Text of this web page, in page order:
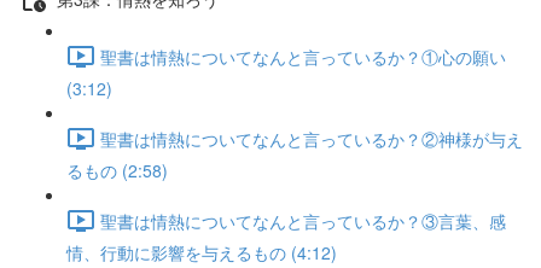
聖書は情熱についてなんと言っているか？①心の願い
(3:12)
聖書は情熱についてなんと言っているか？②神様が与え
るもの (2:58)
聖書は情熱についてなんと言っているか？③言葉、感
情、行動に影響を与えるもの (4:12)